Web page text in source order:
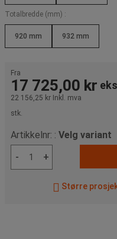
Totalbredde (mm) :
920 mm 932 mm
Fra
17 725,00 kr
22 156,25 kr Inkl. mva
stk.
Artikkelnr: : Velg variant
-
+
Større